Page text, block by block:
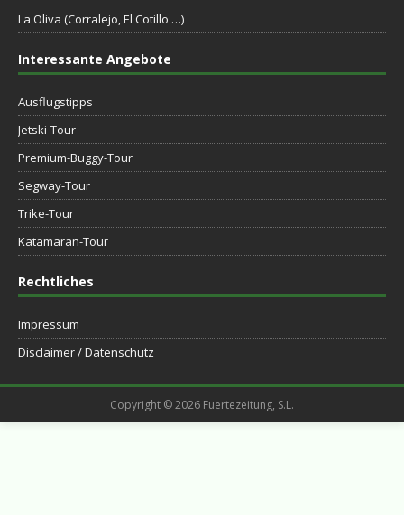
La Oliva (Corralejo, El Cotillo …)
Interessante Angebote
Ausflugstipps
Jetski-Tour
Premium-Buggy-Tour
Segway-Tour
Trike-Tour
Katamaran-Tour
Rechtliches
Impressum
Disclaimer / Datenschutz
Copyright © 2026 Fuertezeitung, S.L.